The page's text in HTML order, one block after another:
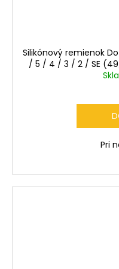
Silikónový remienok
/ 5 / 4 / 3 / 2 / SE
Pri